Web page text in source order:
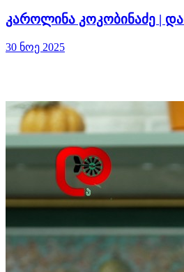
კაროლინა კოკობინაძე |
30 ნოე 2025